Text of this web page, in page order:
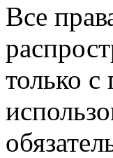
Все
только